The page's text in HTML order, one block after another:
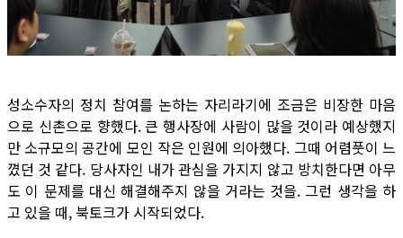
성소수자의 정치 참여를 논하는 자리라기에 조금은 비장한 마음
으로 신촌으로 향했다. 큰 행사장에 사람이 많을 것이라 예상했지
만 소규모의 공간에 모인 작은 인원에 의아했다. 그때 어렴풋이 느
꼈던 것 같다. 당사자인 내가 관심을 가지지 않고 방치한다면 아무
도 이 문제를 대신 해결해주지 않을 거라는 것을. 그런 생각을 하
고 있을 때, 북토크가 시작되었다.